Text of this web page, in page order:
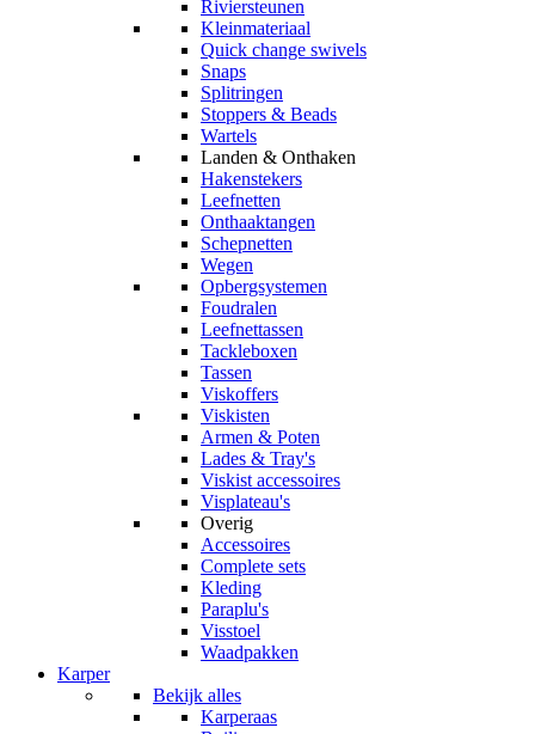
Riviersteunen
Kleinmateriaal
Quick change swivels
Snaps
Splitringen
Stoppers & Beads
Wartels
Landen & Onthaken
Hakenstekers
Leefnetten
Onthaaktangen
Schepnetten
Wegen
Opbergsystemen
Foudralen
Leefnettassen
Tackleboxen
Tassen
Viskoffers
Viskisten
Armen & Poten
Lades & Tray's
Viskist accessoires
Visplateau's
Overig
Accessoires
Complete sets
Kleding
Paraplu's
Visstoel
Waadpakken
Karper
Bekijk alles
Karperaas